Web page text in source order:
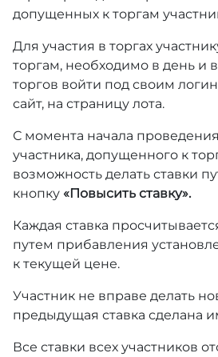
допущенных к торгам
Для участия в торгах
торгам, необходимо в день и
торгов войти под своим
сайт, на страницу лота.
С момента начала
участника, допущенного к
возможность делать ставки
кнопку «Повысить ставку».
Каждая ставка
путем прибавления
к текущей цене.
Участник не вправе делать
предыдущая ставка сделана
Все ставки всех участников